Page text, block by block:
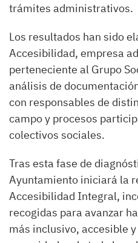
trámites administrativos.
Los resultados han sido
Accesibilidad, empresa
perteneciente al Grupo
análisis de
con responsables de
campo y procesos
colectivos sociales.
Tras esta fase de
Ayuntamiento iniciará la
Accesibilidad Integral,
recogidas para avanzar
más inclusivo, accesible